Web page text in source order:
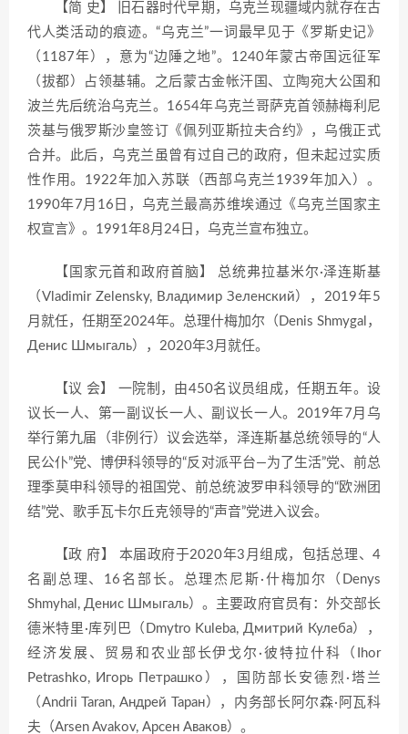
【简 史】 旧石器时代早期，乌克兰现疆域内就存在古
代人类活动的痕迹。“乌克兰”一词最早见于《罗斯史记》
（1187年），意为“边陲之地”。1240年蒙古帝国远征军
（拔都）占领基辅。之后蒙古金帐汗国、立陶宛大公国和
波兰先后统治乌克兰。1654年乌克兰哥萨克首领赫梅利尼
茨基与俄罗斯沙皇签订《佩列亚斯拉夫合约》，乌俄正式
合并。此后，乌克兰虽曾有过自己的政府，但未起过实质
性作用。1922年加入苏联（西部乌克兰1939年加入）。
1990年7月16日，乌克兰最高苏维埃通过《乌克兰国家主
权宣言》。1991年8月24日，乌克兰宣布独立。
【国家元首和政府首脑】 总统弗拉基米尔·泽连斯基
（Vladimir Zelensky, Владимир Зеленский），2019年5
月就任，任期至2024年。总理什梅加尔（Denis Shmygal，
Денис Шмыгаль），2020年3月就任。
【议 会】 一院制，由450名议员组成，任期五年。设
议长一人、第一副议长一人、副议长一人。2019年7月乌
举行第九届（非例行）议会选举，泽连斯基总统领导的“人
民公仆”党、博伊科领导的“反对派平台—为了生活”党、前总
理季莫申科领导的祖国党、前总统波罗申科领导的“欧洲团
结”党、歌手瓦卡尔丘克领导的“声音”党进入议会。
【政 府】 本届政府于2020年3月组成，包括总理、4
名副总理、16名部长。总理杰尼斯·什梅加尔（Denys
Shmyhal, Денис Шмыгаль）。主要政府官员有：外交部长
德米特里·库列巴（Dmytro Kuleba, Дмитрий Кулеба），
经济发展、贸易和农业部长伊戈尔·彼特拉什科（Ihor
Petrashko, Игорь Петрашко），国防部长安德烈·塔兰
（Andrii Taran, Андрей Таран），内务部长阿尔森·阿瓦科
夫（Arsen Avakov, Арсен Аваков）。